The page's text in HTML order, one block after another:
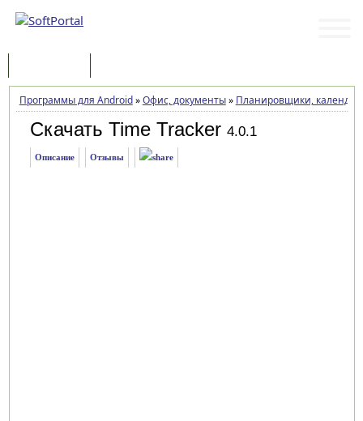
Программы для Android»Офис, документы» Планировщики,
Скачать Time Tracker 4.0.1
Описание Отзывы